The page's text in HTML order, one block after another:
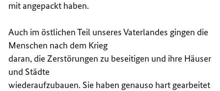
mit angepackt haben.
Auch im östlichen Teil unseres Vaterlandes gingen die
Menschen nach dem Krieg
daran, die Zerstörungen zu beseitigen und ihre Häuser
und Städte
wiederaufzubauen. Sie haben genauso hart gearbeitet